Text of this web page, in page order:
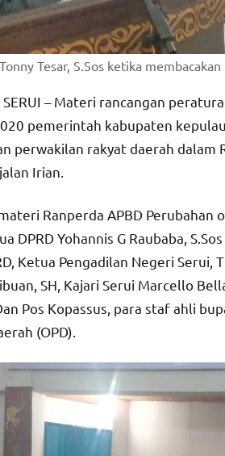
Tesar, S.Sos ketika
SERUI – Materi rancangan
pemerintah kabupaten
perwakilan rakyat daerah dalam
Irian.
Ranperda APBD
DPRD Yohannis G Raubaba,
Ketua Pengadilan Negeri Serui,
SH, Kajari Serui Marcello
Pos Kopassus, para staf ahli
(OPD).